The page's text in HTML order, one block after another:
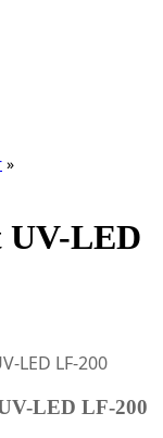
»
UV-LED
LED LF-200